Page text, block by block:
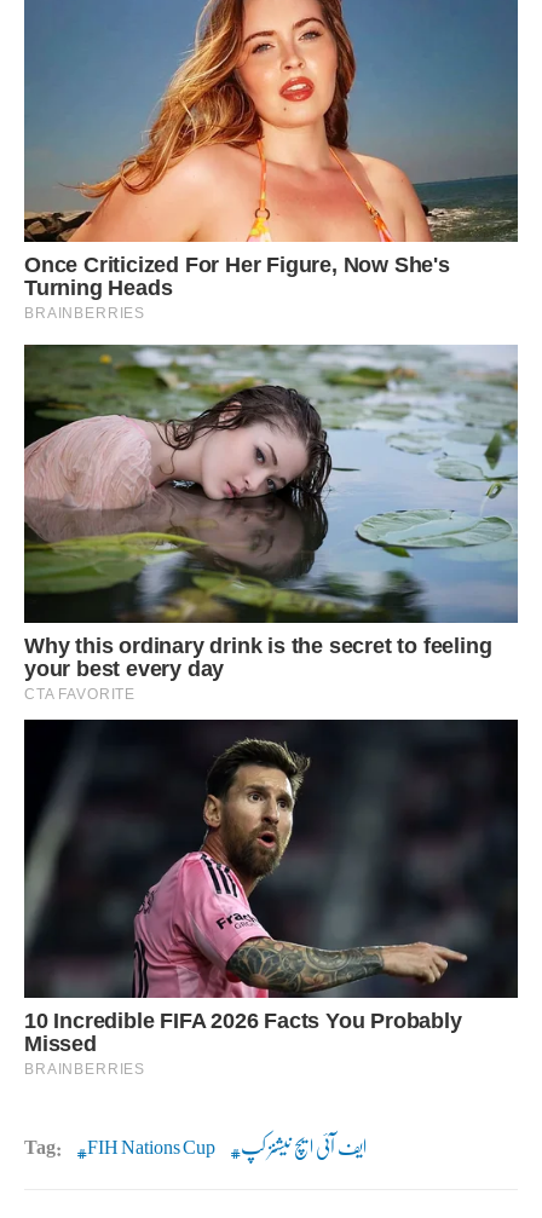
Tag: FIH Nations Cup ایف آئی ایچ نیشنز کپ